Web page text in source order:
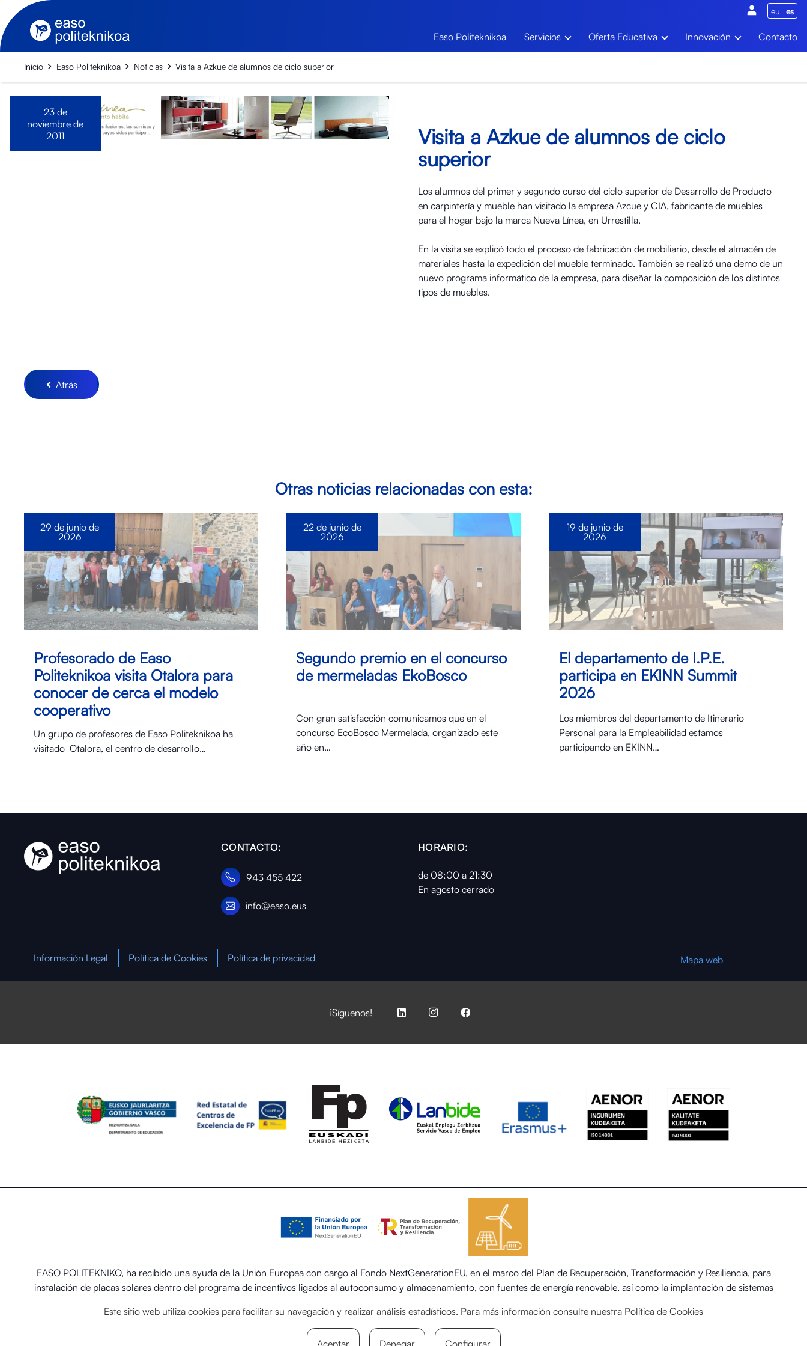
eu es
Easo Politeknikoa Servicios Oferta Educativa Innovación Contacto
Inicio Easo Politeknikoa Noticias Visita a Azkue de alumnos de ciclo superior
23 de
noviembre de
2011
Visita a Azkue de alumnos de ciclo
superior
Los alumnos del primer y segundo curso del ciclo superior de Desarrollo de Producto
en carpintería y mueble han visitado la empresa Azcue y CIA, fabricante de muebles
para el hogar bajo la marca Nueva Línea, en Urrestilla.
En la visita se explicó todo el proceso de fabricación de mobiliario, desde el almacén de
materiales hasta la expedición del mueble terminado. También se realizó una demo de un
nuevo programa informático de la empresa, para diseñar la composición de los distintos
tipos de muebles.
Atrás
Otras noticias relacionadas con esta:
Profesorado de Easo
Politeknikoa visita Otalora para
conocer de cerca el modelo
cooperativo
Un grupo de profesores de Easo Politeknikoa ha
visitado Otalora⁠, el centro de desarrollo…
29 de junio de
2026
Segundo premio en el concurso
de mermeladas EkoBosco
Con gran satisfacción comunicamos que en el
concurso EcoBosco Mermelada, organizado este
año en…
22 de junio de
2026
El departamento de I.P.E.
participa en EKINN Summit
2026
Los miembros del departamento de Itinerario
Personal para la Empleabilidad estamos
participando en EKINN…
19 de junio de
2026
CONTACTO:
943 455 422
info@easo.eus
HORARIO:
de 08:00 a 21:30
En agosto cerrado
Información Legal Política de Cookies Política de privacidad Mapa web
¡Síguenos!
EASO POLITEKNIKO, ha recibido una ayuda de la Unión Europea con cargo al Fondo NextGenerationEU, en el marco del Plan de Recuperación, Transformación y Resiliencia, para
instalación de placas solares dentro del programa de incentivos ligados al autoconsumo y almacenamiento, con fuentes de energía renovable, así como la implantación de sistemas
Este sitio web utiliza cookies para facilitar su navegación y realizar análisis estadísticos. Para más información consulte nuestra Política de Cookies